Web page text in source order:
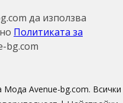
да използва
Политиката за
bg.com
Avenue-bg.com. Всички